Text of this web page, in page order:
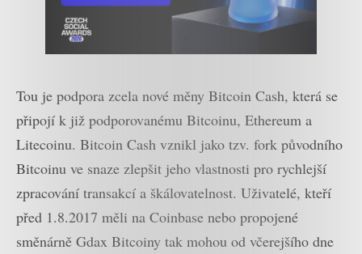
Tou je podpora zcela nové měny Bitcoin Cash, která se
připojí k již podporovanému Bitcoinu, Ethereum a
Litecoinu. Bitcoin Cash vznikl jako tzv. fork původního
Bitcoinu ve snaze zlepšit jeho vlastnosti pro rychlejší
zpracování transakcí a škálovatelnost. Uživatelé, kteří
před 1.8.2017 měli na Coinbase nebo propojené
směnárně Gdax Bitcoiny tak mohou od včerejšího dne